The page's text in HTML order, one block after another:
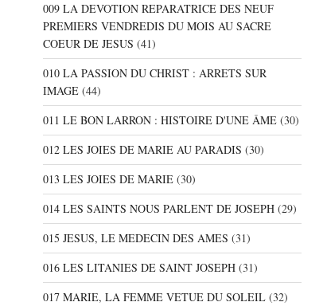
009 LA DEVOTION REPARATRICE DES NEUF
PREMIERS VENDREDIS DU MOIS AU SACRE
COEUR DE JESUS (41)
010 LA PASSION DU CHRIST : ARRETS SUR
IMAGE(44)
011 LE BON LARRON : HISTOIRE D'UNE ÂME(30)
012 LES JOIES DE MARIE AU PARADIS (30)
013 LES JOIES DE MARIE(30)
014 LES SAINTS NOUS PARLENT DE JOSEPH(29)
015 JESUS, LE MEDECIN DES AMES (31)
016 LES LITANIES DE SAINT JOSEPH(31)
017 MARIE, LA FEMME VETUE DU SOLEIL(32)